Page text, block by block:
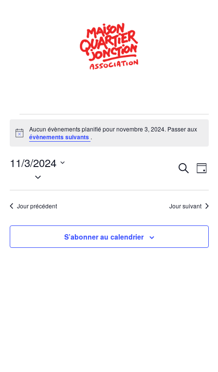
Notice
Aucun évènements planifié pour novembre 3, 2024. Passer aux
évènements suivants .
et
de
vues
Recherche
Jour
11/3/2024
Sélectionnez
date.
Jour précédent Jour suivant
S’abonner au calendrier